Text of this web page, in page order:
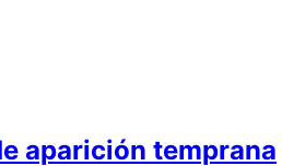
aparición temprana